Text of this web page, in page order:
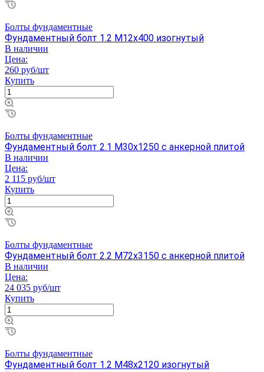
Болты фундаментные
Фундаментный болт 1.2 М12х400 изогнутый
В наличии
Цена:
260 руб/шт
Купить
Болты фундаментные
Фундаментный болт 2.1 М30х1250 с анкерной плитой
В наличии
Цена:
2 115 руб/шт
Купить
Болты фундаментные
Фундаментный болт 2.2 М72х3150 с анкерной плитой
В наличии
Цена:
24 035 руб/шт
Купить
Болты фундаментные
Фундаментный болт 1.2 М48х2120 изогнутый